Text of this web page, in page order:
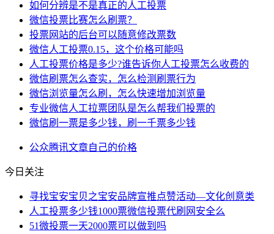
如何分辨是不是真正的人工投票
微信投票比赛怎么刷票？
投票网站的后台可以随意修改票数
微信人工投票0.15，这个价格可能吗
人工投票价格是多少?谁告诉你人工投票怎么收费的
微信刷票怎么查实，怎么检测刷票行为
微信浏览量怎么刷，怎么快速增加浏览量
专业微信人工拉票团队是怎么帮我们投票的
微信刷一票是多少钱，刷一千票多少钱
公众腾讯文章自己的价格
今日关注
寻找宝安宝贝之宝安品牌宣推点赞活动—文化创意类
人工投票多少钱1000票微信投票代刷网安全么
51微投票一天2000票可以做到吗